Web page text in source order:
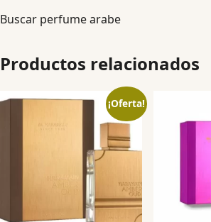
Buscar perfume arabe
Productos relacionados
¡Oferta!